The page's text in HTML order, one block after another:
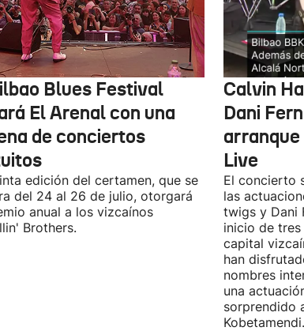
Blues Festival
El Arenal con una
de conciertos
edición del certamen, que se
del 24 al 26 de julio, otorgará
anual a los vizcaínos
Brothers.
Calvin
Dani
Live
El concierto
las
twigs y Dani
inicio de tres
capital
han
nombres
una
sorprendido
Kobetamendi.